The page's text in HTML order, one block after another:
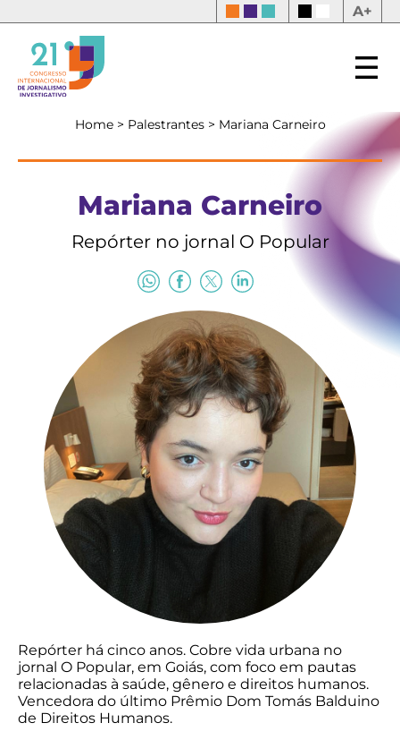
A+
Home > Palestrantes > Mariana Carneiro
Mariana Carneiro
Repórter no jornal O Popular
Repórter há cinco anos. Cobre vida urbana no
jornal O Popular, em Goiás, com foco em pautas
relacionadas à saúde, gênero e direitos humanos.
Vencedora do último Prêmio Dom Tomás Balduino
de Direitos Humanos.